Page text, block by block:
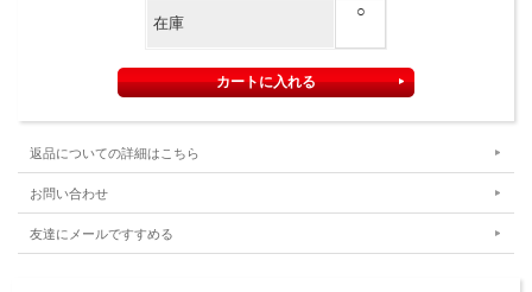
在庫
○
返品についての詳細はこちら
お問い合わせ
友達にメールですすめる